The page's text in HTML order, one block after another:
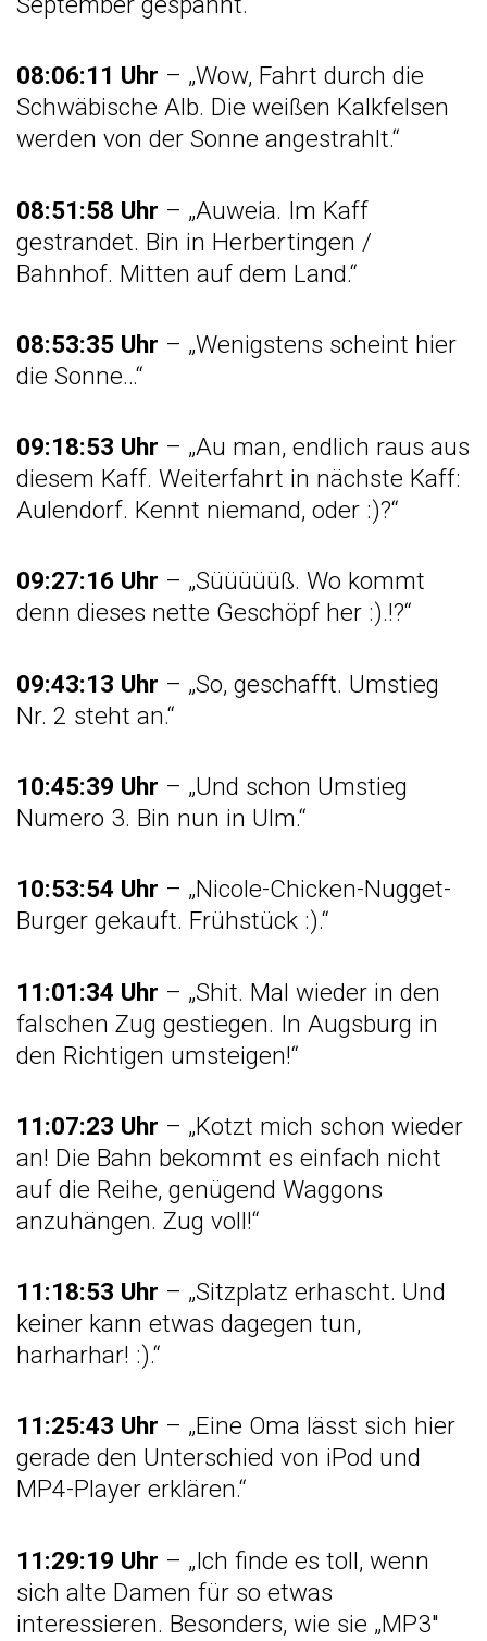
08:06:11 Uhr – „Wow, Fahrt durch die
Schwäbische Alb. Die weißen Kalkfelsen
werden von der Sonne angestrahlt.“
08:51:58 Uhr – „Auweia. Im Kaff
gestrandet. Bin in Herbertingen /
Bahnhof. Mitten auf dem Land.“
08:53:35 Uhr – „Wenigstens scheint hier
die Sonne…“
09:18:53 Uhr – „Au man, endlich raus aus
diesem Kaff. Weiterfahrt in nächste Kaff:
Aulendorf. Kennt niemand, oder :)?“
09:27:16 Uhr – „Süüüüüß. Wo kommt
denn dieses nette Geschöpf her :).!?“
09:43:13 Uhr – „So, geschafft. Umstieg
Nr. 2 steht an.“
10:45:39 Uhr – „Und schon Umstieg
Numero 3. Bin nun in Ulm.“
10:53:54 Uhr – „Nicole-Chicken-Nugget-
Burger gekauft. Frühstück :).“
11:01:34 Uhr – „Shit. Mal wieder in den
falschen Zug gestiegen. In Augsburg in
den Richtigen umsteigen!“
11:07:23 Uhr – „Kotzt mich schon wieder
an! Die Bahn bekommt es einfach nicht
auf die Reihe, genügend Waggons
anzuhängen. Zug voll!“
11:18:53 Uhr – „Sitzplatz erhascht. Und
keiner kann etwas dagegen tun,
harharhar! :).“
11:25:43 Uhr – „Eine Oma lässt sich hier
gerade den Unterschied von iPod und
MP4-Player erklären.“
11:29:19 Uhr – „Ich finde es toll, wenn
sich alte Damen für so etwas
interessieren. Besonders, wie sie „MP3″